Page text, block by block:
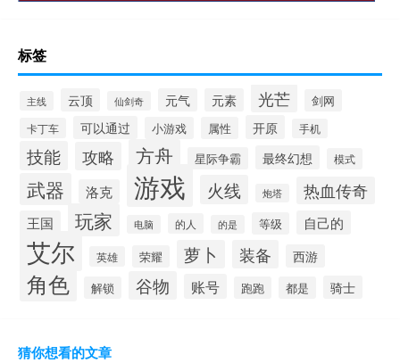
标签
主线 云顶 仙剑奇 元气 元素 光芒 剑网
卡丁车 可以通过 小游戏 属性 开原 手机
技能 攻略 方舟 星际争霸 最终幻想 模式
武器 洛克 游戏 火线 炮塔 热血传奇
王国 玩家 电脑 的人 的是 等级 自己的
艾尔 英雄 荣耀 萝卜 装备 西游
角色 解锁 谷物 账号 跑跑 都是 骑士
猜你想看的文章